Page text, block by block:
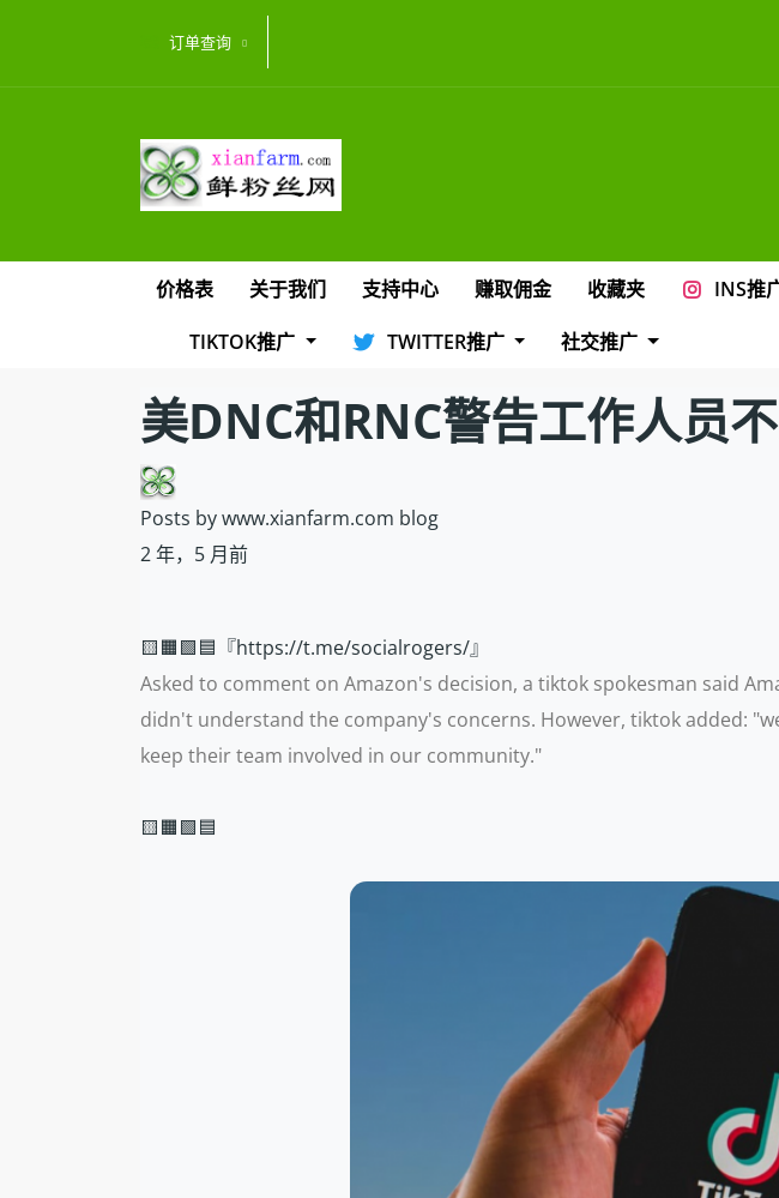
订单查询
价格表 关于我们 支持中心 赚取佣金 收藏夹 INS推
TIKTOK推广
TWITTER推广 社交推广
美DNC和RNC警告工作人员
Posts by www.xianfarm.com blog
2 年，5 月前
🟨🟧🟩🟦『https://t.me/socialrogers/』
Asked to comment on Amazon's decision, a tiktok spokesman said
didn't understand the company's concerns. However, tiktok added:
keep their team involved in our community."
🟨🟧🟩🟦